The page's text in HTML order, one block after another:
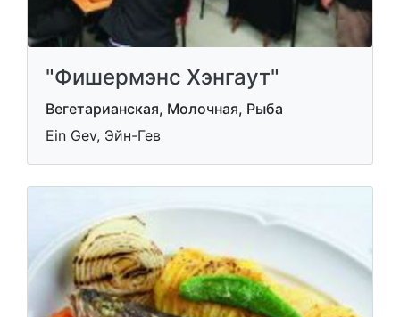
"Фишермэнс Хэнгаут"
Вегетарианская, Молочная, Рыба
Ein Gev, Эйн-Гев